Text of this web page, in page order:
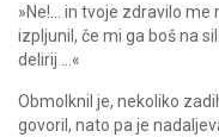
»Ne!… in tvoje zdravilo me
izpljunil, če mi ga boš na
delirij …«
Obmolknil je, nekoliko
govoril, nato pa je